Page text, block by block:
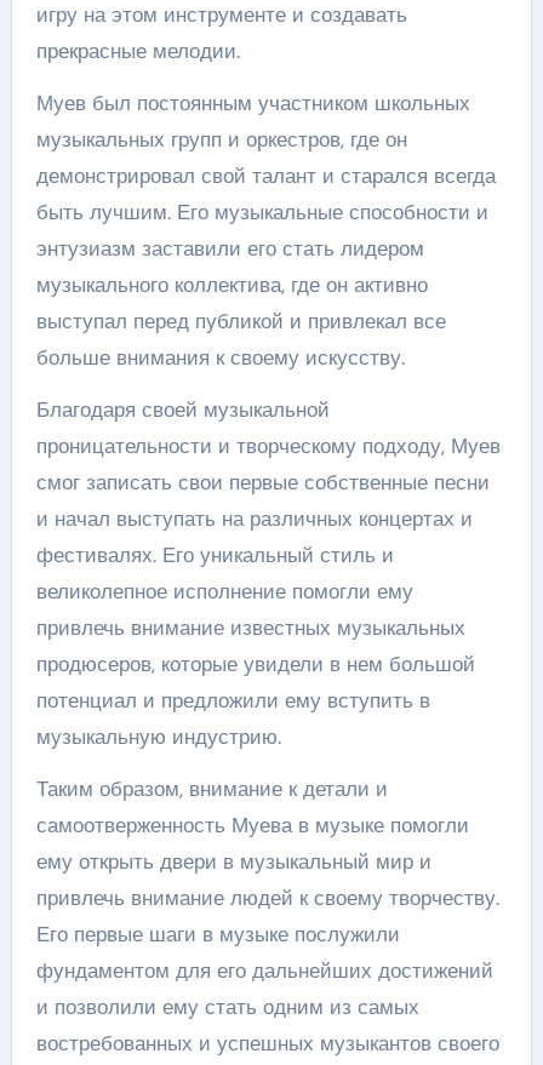
игру на этом инструменте и создавать
прекрасные мелодии.
Муев был постоянным участником школьных
музыкальных групп и оркестров, где он
демонстрировал свой талант и старался всегда
быть лучшим. Его музыкальные способности и
энтузиазм заставили его стать лидером
музыкального коллектива, где он активно
выступал перед публикой и привлекал все
больше внимания к своему искусству.
Благодаря своей музыкальной
проницательности и творческому подходу, Муев
смог записать свои первые собственные песни
и начал выступать на различных концертах и
фестивалях. Его уникальный стиль и
великолепное исполнение помогли ему
привлечь внимание известных музыкальных
продюсеров, которые увидели в нем большой
потенциал и предложили ему вступить в
музыкальную индустрию.
Таким образом, внимание к детали и
самоотверженность Муева в музыке помогли
ему открыть двери в музыкальный мир и
привлечь внимание людей к своему творчеству.
Его первые шаги в музыке послужили
фундаментом для его дальнейших достижений
и позволили ему стать одним из самых
востребованных и успешных музыкантов своего